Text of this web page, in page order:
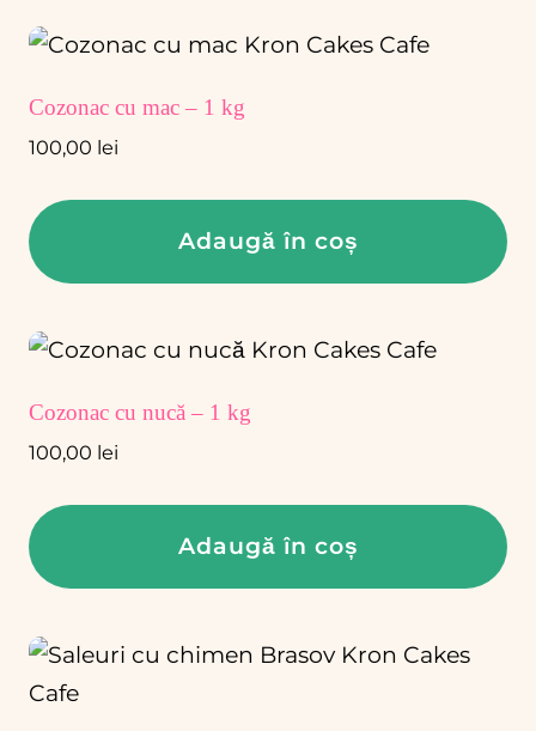
Cozonac cu mac – 1 kg
100,00 lei
Adaugă în coș
Cozonac cu nucă – 1 kg
100,00 lei
Adaugă în coș